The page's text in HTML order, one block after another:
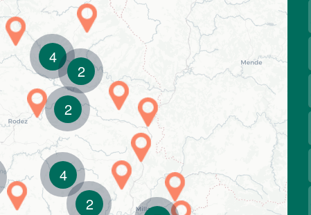
4
2
4
2
2